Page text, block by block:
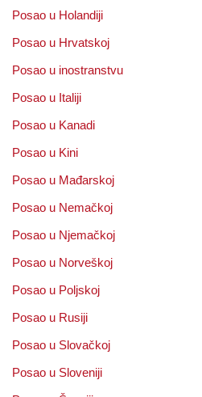
Posao u Holandiji
Posao u Hrvatskoj
Posao u inostranstvu
Posao u Italiji
Posao u Kanadi
Posao u Kini
Posao u Mađarskoj
Posao u Nemačkoj
Posao u Njemačkoj
Posao u Norveškoj
Posao u Poljskoj
Posao u Rusiji
Posao u Slovačkoj
Posao u Sloveniji